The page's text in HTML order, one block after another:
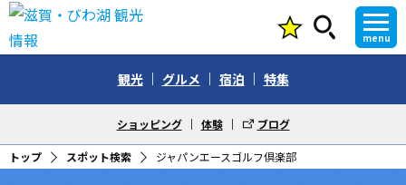
menu
観光 グルメ 宿泊 特集
ショッピング 体験 ブログ
トップ スポット検索 ジャパンエースゴルフ倶楽部